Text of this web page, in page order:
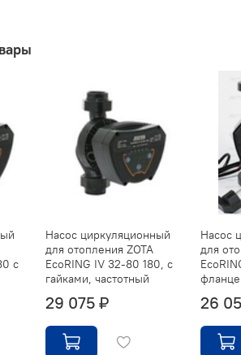
с
Насос циркуляционный
для отопления ZOTA
EcoRING IV 32-80 180, с
гайками, частотный
29 075 ₽
Насос
для
26